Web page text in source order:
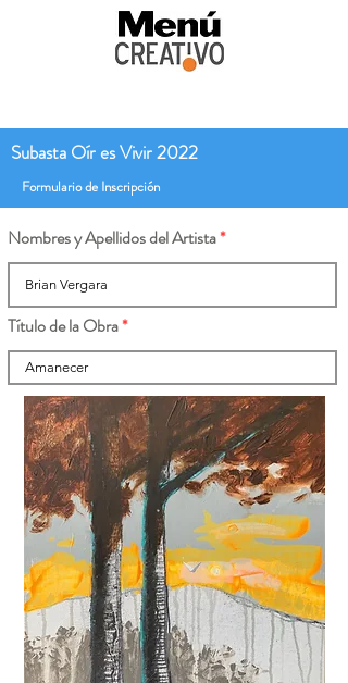
Subasta Oír es Vivir 2022
Formulario de Inscripción
Nombres y Apellidos del Artista
Título de la Obra